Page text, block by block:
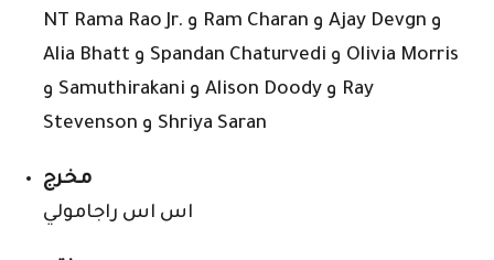
NT Rama Rao Jr. و Ram Charan و Ajay Devgn و
Alia Bhatt و Spandan Chaturvedi و Olivia Morris
و Samuthirakani و Alison Doody و Ray
Stevenson و Shriya Saran
مخرج
اس اس راجامولي